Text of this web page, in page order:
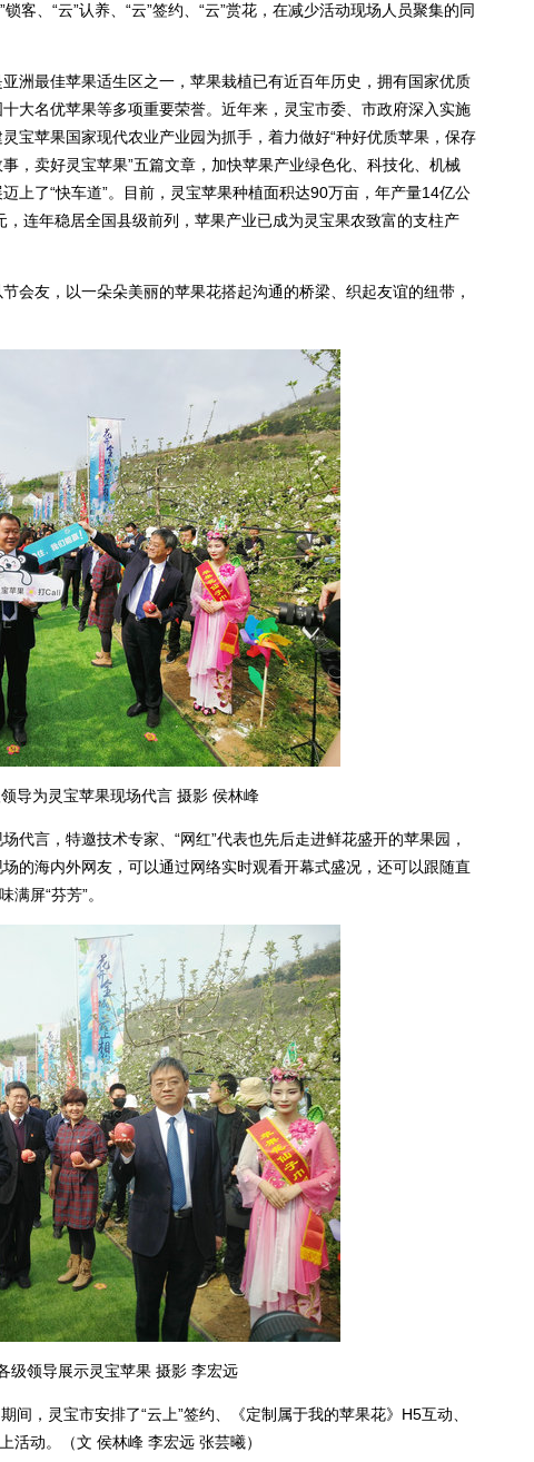
客、“云”认养、“云”签约、“云”赏花，在减少活动现场人员聚集的同
最佳苹果适生区之一，苹果栽植已有近百年历史，拥有国家优质
大名优苹果等多项重要荣誉。近年来，灵宝市委、市政府深入实施
宝苹果国家现代农业产业园为抓手，着力做好“种好优质苹果，保存
，卖好灵宝苹果”五篇文章，加快苹果产业绿色化、科技化、机械
上了“快车道”。目前，灵宝苹果种植面积达90万亩，年产量14亿公
连年稳居全国县级前列，苹果产业已成为灵宝果农致富的支柱产
友，以一朵朵美丽的苹果花搭起沟通的桥梁、织起友谊的纽带，
导为灵宝苹果现场代言 摄影 侯林峰
言，特邀技术专家、“网红”代表也先后走进鲜花盛开的苹果园，
的海内外网友，可以通过网络实时观看开幕式盛况，还可以跟随直
屏“芬芳”。
级领导展示灵宝苹果 摄影 李宏远
，灵宝市安排了“云上”签约、《定制属于我的苹果花》H5互动、
活动。（文 侯林峰 李宏远 张芸曦）